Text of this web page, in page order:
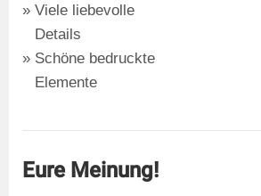
Viele liebevolle
Details
Schöne bedruckte
Elemente
Eure Meinung!